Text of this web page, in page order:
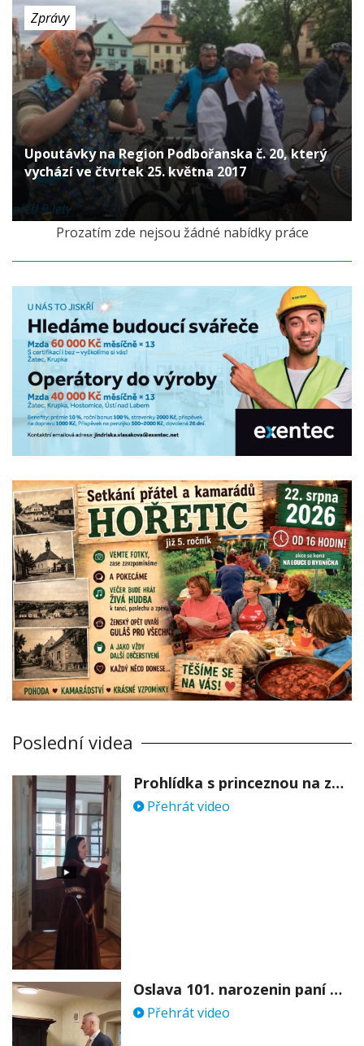
Zprávy
Upoutávky na Region Podbořanska č. 20, který
vychází ve čtvrtek 25. května 2017
před 9 lety
Prozatím zde nejsou žádné nabídky práce
Poslední videa
Prohlídka s princeznou na zámku Stekník
Přehrát video
Oslava 101. narozenin paní Věry Skořepové
Přehrát video